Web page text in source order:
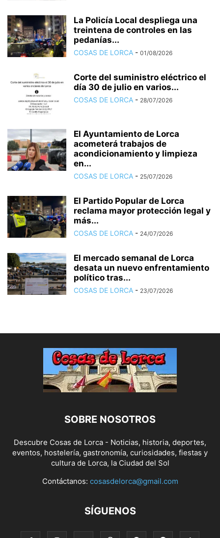
La Policía Local despliega una
treintena de controles en las
pedanías...
COSAS DE LORCA - 01/08/2026
Corte del suministro eléctrico el
día 30 de julio en varios...
COSAS DE LORCA - 28/07/2026
El Ayuntamiento de Lorca
acometerá trabajos de
acondicionamiento y limpieza
en...
COSAS DE LORCA - 25/07/2026
El Partido Popular de Lorca
reclama mayor protección legal y
más...
COSAS DE LORCA - 24/07/2026
El mercado semanal de Lorca
desata un nuevo enfrentamiento
político tras...
COSAS DE LORCA - 23/07/2026
SOBRE NOSOTROS
Descubre Cosas de Lorca - Noticias, historia, deportes,
eventos, hostelería, gastronomía, curiosidades, fiestas y
cultura de Lorca, la Ciudad del Sol
Contáctanos: cosasdelorca@gmail.com
SÍGUENOS